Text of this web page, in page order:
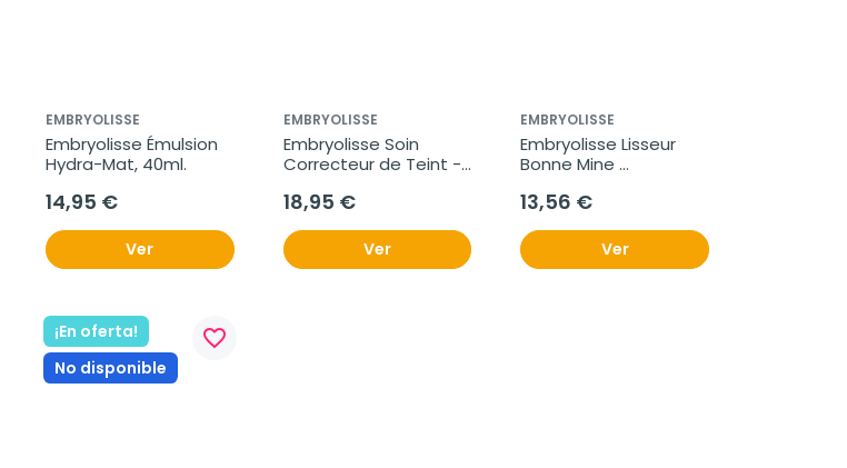
EMBRYOLISSE
Embryolisse Émulsion
Hydra-Mat, 40ml.
14,95 €
Ver
EMBRYOLISSE
Embryolisse Soin
Correcteur de Teint -
18,95 €
Ver
EMBRYOLISSE
Embryolisse Lisseur
Bonne Mine
Relajante Inmediato
13,56 €
Ver
¡En oferta!
No disponible
favorite_border